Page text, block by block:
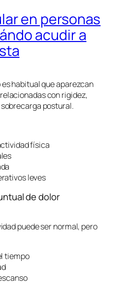
en personas
acudir a
habitual que aparezcan
con rigidez,
postural.
física
leves
de dolor
puede ser normal, pero
tiempo